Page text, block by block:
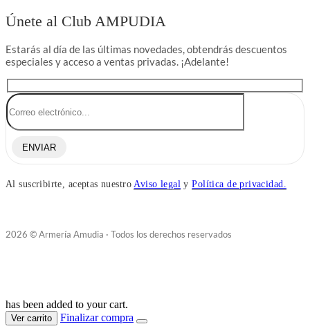
Únete al Club AMPUDIA
Estarás al día de las últimas novedades, obtendrás descuentos
especiales y acceso a ventas privadas. ¡Adelante!
ENVIAR
Al suscribirte, aceptas nuestroAviso legal yPolítica de privacidad.
2026 © Armería Amudia · Todos los derechos reservados
has been added to your cart.
Ver carrito Finalizar compra